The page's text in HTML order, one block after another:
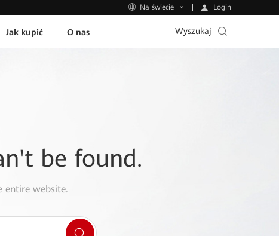
Na świecie Login
Jak kupić O nas Wyszukaj
be found.
entire website.